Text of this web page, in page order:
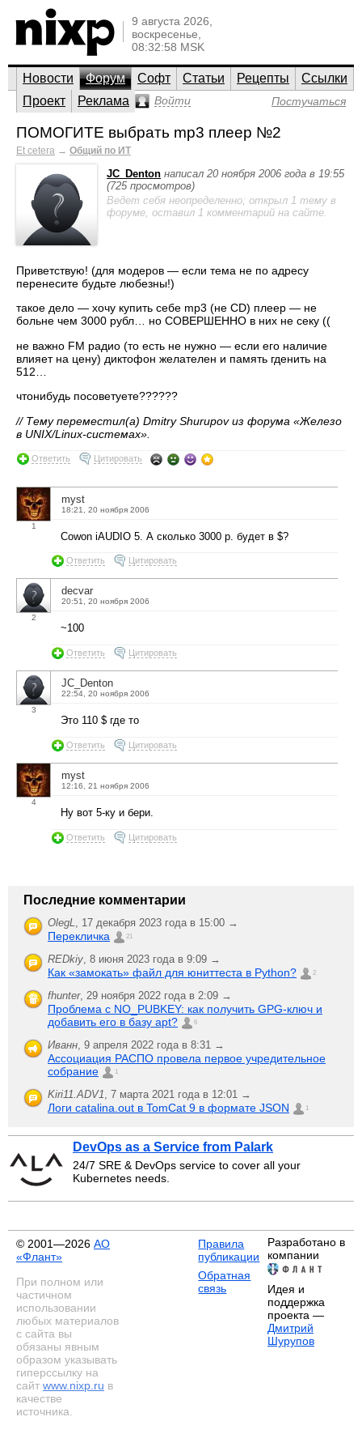
9 августа 2026,
воскресенье,
08:32:58 MSK
Новости Форум Софт Статьи Рецепты
Ссылки
Проект
Реклама Войти Постучаться
ПОМОГИТЕ выбрать mp3 плеер №2
Et cetera → Общий по ИТ
JC_Denton написал 20 ноября 2006 года в 19:55
(725 просмотров)
Ведет себя неопределенно; открыл 1 тему в
форуме, оставил 1 комментарий на сайте.
Приветствую! (для модеров — если тема не по адресу
перенесите будьте любезны!)
такое дело — хочу купить себе mp3 (не CD) плеер — не
больне чем 3000 рубл… но СОВЕРШЕННО в них не секу ((
не важно FM радио (то есть не нужно — если его наличие
влияет на цену) диктофон желателен и память гденить на
512…
чтонибудь посоветуете??????
// Тему переместил(а) Dmitry Shurupov из форума «Железо
в UNIX/Linux-системах».
Ответить Цитировать
1
myst
18:21, 20 ноября 2006
Cowon iAUDIO 5. А сколько 3000 р. будет в $?
Ответить Цитировать
2
decvar
20:51, 20 ноября 2006
~100
Ответить Цитировать
3
JC_Denton
22:54, 20 ноября 2006
Это 110 $ где то
Ответить Цитировать
4
myst
12:16, 21 ноября 2006
Ну вот 5-ку и бери.
Ответить Цитировать
Последние комментарии
OlegL 17 декабря 2023 года в 15:00 →
Перекличка 21
REDkiy 8 июня 2023 года в 9:09 →
Как «замокать» файл для юниттеста в Python? 2
fhunter, 29 ноября 2022 года в 2:09 →
Проблема с NO_PUBKEY: как получить GPG-ключ и
добавить его в базу apt?
6
Иванн 9 апреля 2022 года в 8:31 →
Ассоциация РАСПО провела первое учредительное
собрание
1
Kiri11.ADV1 7 марта 2021 года в 12:01 →
Логи catalina.out в TomCat 9 в формате JSON 1
DevOps as a Service from Palark
24/7 SRE & DevOps service to cover all your
Kubernetes needs.
© 2001—2026 АО
«Флант»
При полном или
частичном
использовании
любых материалов
с сайта вы
обязаны явным
образом указывать
гиперссылку на
сайт www.nixp.ru в
качестве
источника.
Правила
публикации
Обратная
связь
Разработано в
компании
Идея и
поддержка
проекта —
Дмитрий
Шурупов